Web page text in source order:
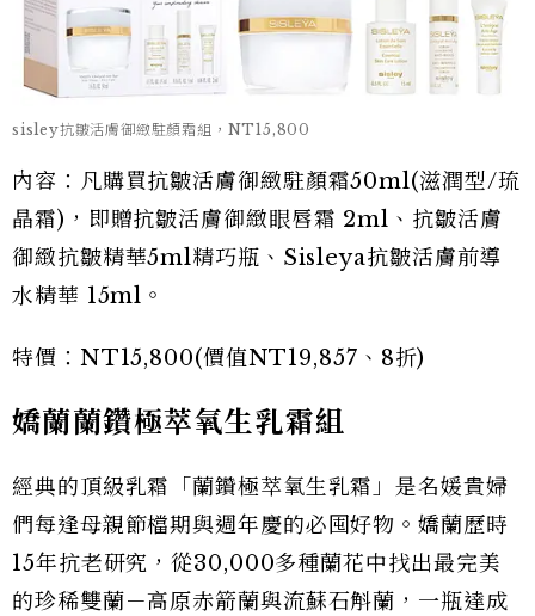
sisley抗皺活膚御緻駐顏霜組，NT15,800
內容：凡購買抗皺活膚御緻駐顏霜50ml(滋潤型/琉
晶霜)，即贈抗皺活膚御緻眼唇霜 2ml、抗皺活膚
御緻抗皺精華5ml精巧瓶、Sisleya抗皺活膚前導
水精華 15ml。
特價：NT15,800(價值NT19,857、8折)
嬌蘭蘭鑽極萃氧生乳霜組
經典的頂級乳霜「蘭鑽極萃氧生乳霜」是名媛貴婦
們每逢母親節檔期與週年慶的必囤好物。嬌蘭歷時
15年抗老研究，從30,000多種蘭花中找出最完美
的珍稀雙蘭－高原赤箭蘭與流蘇石斛蘭，一瓶達成